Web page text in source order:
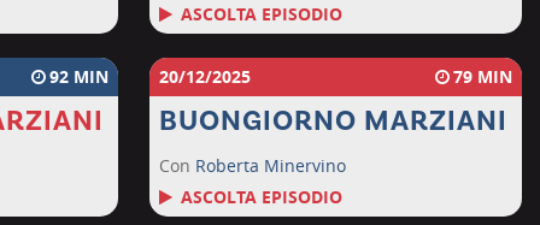
ASCOLTA EPISODIO
92 20/12/2025 79
BUONGIORNO MARZIANI
Con Roberta Minervino
ASCOLTA EPISODIO